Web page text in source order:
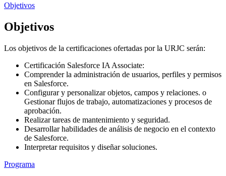
Objetivos
Objetivos
Los objetivos de la certificaciones ofertadas por la URJC serán:
Certificación Salesforce IA Associate:
Comprender la administración de usuarios, perfiles y permisos
en Salesforce.
Configurar y personalizar objetos, campos y relaciones. o
Gestionar flujos de trabajo, automatizaciones y procesos de
aprobación.
Realizar tareas de mantenimiento y seguridad.
Desarrollar habilidades de análisis de negocio en el contexto
de Salesforce.
Interpretar requisitos y diseñar soluciones.
Programa